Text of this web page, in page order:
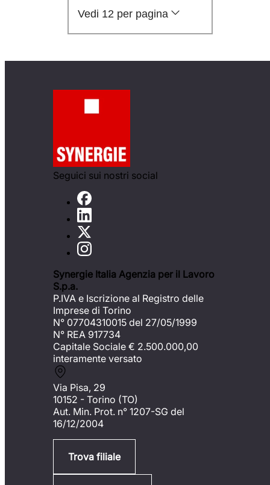
Vedi 12 per pagina
Seguici sui nostri social
Synergie Italia Agenzia per il Lavoro
S.p.a.
P.IVA e Iscrizione al Registro delle
Imprese di Torino
N° 07704310015 del 27/05/1999
N° REA 917734
Capitale Sociale € 2.500.000,00
interamente versato
Via Pisa, 29
10152 - Torino (TO)
Aut. Min. Prot. n° 1207-SG del
16/12/2004
Trova filiale